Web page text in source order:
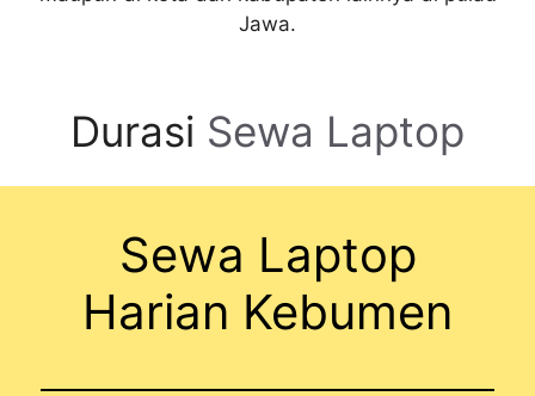
Jawa.
Durasi Sewa Laptop
Sewa Laptop
Harian Kebumen